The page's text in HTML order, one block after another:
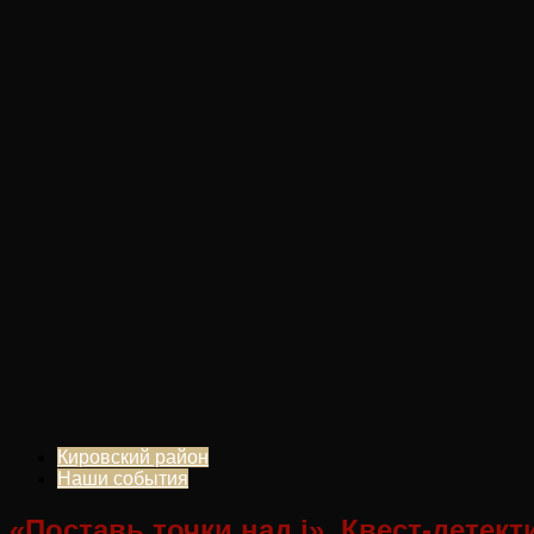
Кировский район
Наши события